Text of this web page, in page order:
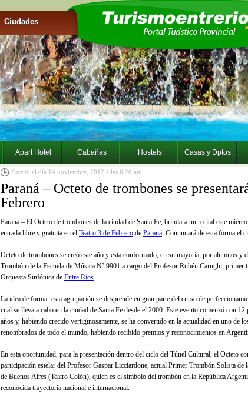
Ciudades
Apart Hotel Cabañas Hostels Casas y Dptos.
Escrito el día 14 noviembre, 2012 a las 6:26 am
Paraná – Octeto de trombones se
Febrero
Paraná – El Octeto de trombones de la ciudad de Santa Fe, brindará un recital este
entrada libre y gratuita en el Teatro 3 de Febrero de Paraná. Continuará de esta forma el
Octeto de trombones se creó este año y está conformado, en su mayoría, por alumnos y
Trombón de la Escuela de Música Nº 9901 a cargo del Profesor Rubén Carughi, primer
Orquesta Sinfónica de Entre Ríos.
La idea de formar esta agrupación se desprende en gran parte del curso de
cual se lleva a cabo en la ciudad de Santa Fe desde el 2000. Este evento comenzó con 12
años y, habiendo crecido vertiginosamente, se ha convertido en la actualidad en uno de
renombrados de todo el mundo, habiendo recibido premios y reconocimientos en
En esta oportunidad, para la presentación dentro del ciclo del Túnel Cultural, el Octeto
participación estelar del Profesor Gaspar Licciardone, actual Primer Trombón Solista de
de Buenos Aires (Teatro Colón), quien es el símbolo del trombón en la República
reconocida trayectoria nacional e internacional.